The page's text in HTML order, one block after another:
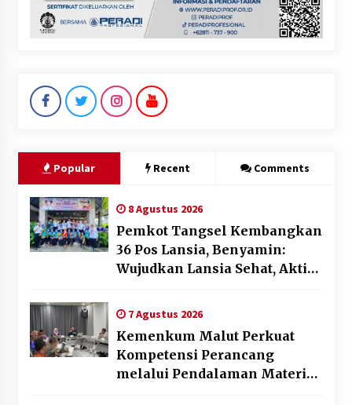
Popular Recent Comments
8 Agustus 2026
Pemkot Tangsel Kembangkan
36 Pos Lansia, Benyamin:
Wujudkan Lansia Sehat, Aktif,
7 Agustus 2026
Kemenkum Malut Perkuat
Kompetensi Perancang
melalui Pendalaman Materi